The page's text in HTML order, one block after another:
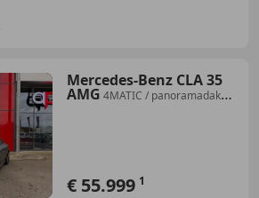
Mercedes-Benz CLA 35
AMG 4MATIC / panoramadak /
€ 55.999 1